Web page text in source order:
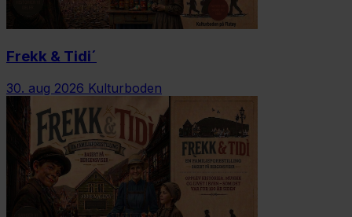
Frekk & Tidi´
30. aug 2026 Kulturboden